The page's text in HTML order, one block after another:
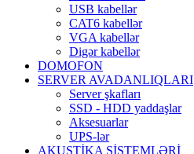
USB kabellər
CAT6 kabellər
VGA kabellər
Digər kabellər
DOMOFON
SERVER AVADANLIQLARI
Server şkafları
SSD - HDD yaddaşlar
Aksesuarlar
UPS-lər
AKUSTİKA SİSTEMLƏRİ